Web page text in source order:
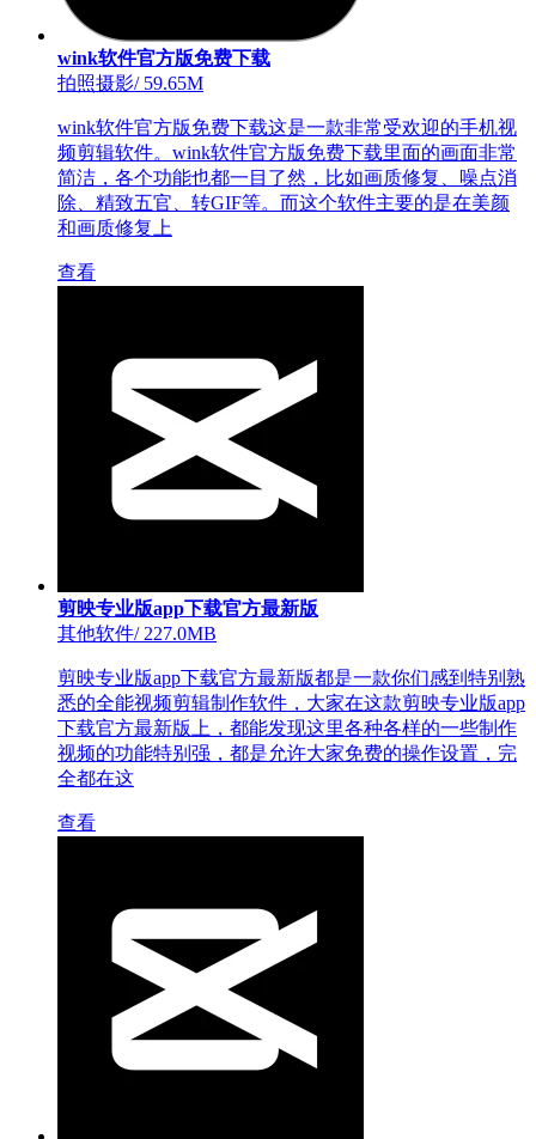
wink软件官方版免费下载
拍照摄影/59.65M
wink软件官方版免费下载这是一款非常受欢迎的手机视
频剪辑软件。wink软件官方版免费下载里面的画面非常
简洁，各个功能也都一目了然，比如画质修复、噪点消
除、精致五官、转GIF等。而这个软件主要的是在美颜
和画质修复上
查看
剪映专业版app下载官方最新版
其他软件/227.0MB
剪映专业版app下载官方最新版都是一款你们感到特别熟
悉的全能视频剪辑制作软件，大家在这款剪映专业版app
下载官方最新版上，都能发现这里各种各样的一些制作
视频的功能特别强，都是允许大家免费的操作设置，完
全都在这
查看